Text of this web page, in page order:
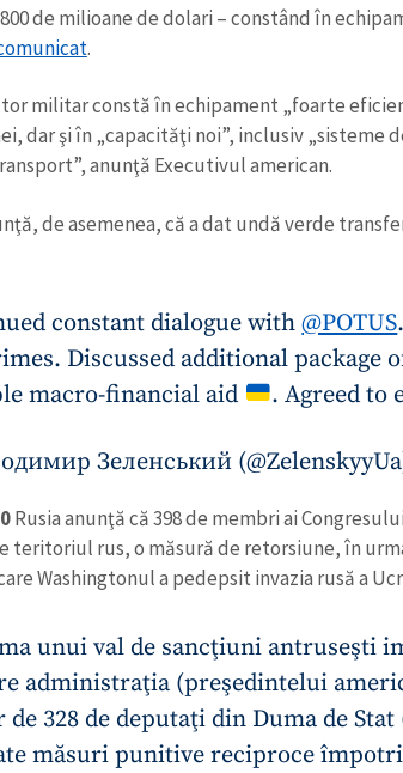
de milioane de dolari – constând în
.
militar constă în echipament „foarte
dar şi în „capacităţi noi”, inclusiv „sisteme
anunţă Executivul american.
de asemenea, că a dat undă verde
constant dialogue with@POTUS
Discussed additional package
macro-financial aid
. Agreed to
Зеленський
Rusia anunţă că 398 de membri ai
teritoriul rus, o măsură de retorsiune, în
Washingtonul a pedepsit invazia rusă a
unui val de sancţiuni antruseşti
administraţia (preşedintelui
de 328 de deputaţi din Duma de
măsuri punitive reciproce
Mesajul știrei + Mesajul știrei